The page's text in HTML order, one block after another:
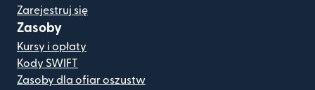
Zarejestruj się
Zasoby
Kursy i opłaty
Kody SWIFT
Zasoby dla ofiar oszustw